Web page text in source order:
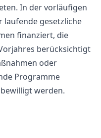
In der vorläufigen
gesetzliche
finanziert, die
berücksichtigt
oder
Programme
werden.